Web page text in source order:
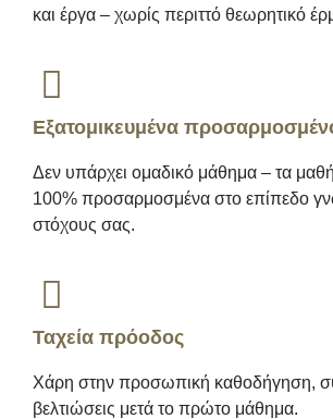
και έργα – χωρίς περιττό θεωρητικό
Εξατομικευμένα
Δεν υπάρχει ομαδικό μάθημα – τα
100% προσαρμοσμένα στο επίπεδο
στόχους σας.
Ταχεία πρόοδος
Χάρη στην προσωπική καθοδήγηση,
βελτιώσεις μετά το πρώτο μάθημα.